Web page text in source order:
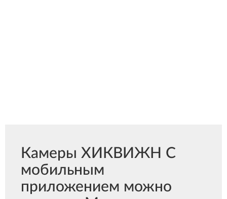
Камеры ХИКВИЖН С
мобильным
приложением можно